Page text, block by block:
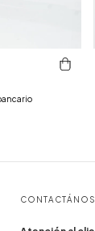
CONTACTÁNOS